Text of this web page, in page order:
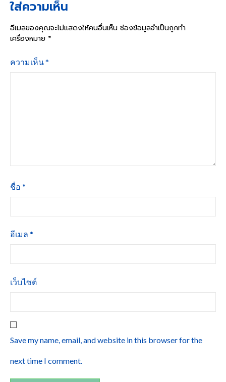
ใส่ความเห็น
อีเมลของคุณจะไม่แสดงให้คนอื่นเห็น ช่องข้อมูลจำเป็นถูกทำ
เครื่องหมาย *
ความเห็น*
ชื่อ *
อีเมล *
เว็บไซต์
Save my name, email, and website in this browser for the
next time I comment.